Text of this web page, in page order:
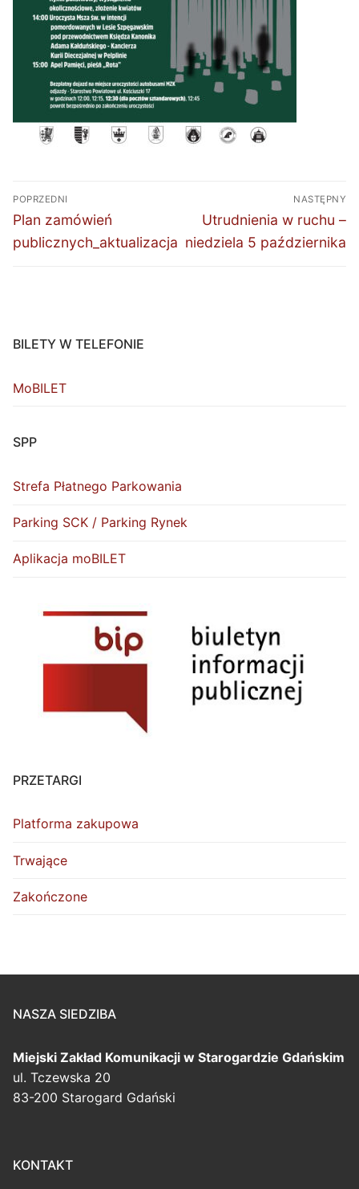
Nawigacja
wpisu
POPRZEDNI
Poprzedni
wpis:
Plan zamówień
publicznych_aktualizacja
NASTĘPNY
Następny
wpis:
Utrudnienia w ruchu –
niedziela 5 października
BILETY W TELEFONIE
MoBILET
SPP
Strefa Płatnego Parkowania
Parking SCK / Parking Rynek
Aplikacja moBILET
PRZETARGI
Platforma zakupowa
Trwające
Zakończone
NASZA SIEDZIBA
Miejski Zakład Komunikacji w Starogardzie Gdańskim
ul. Tczewska 20
83-200 Starogard Gdański
KONTAKT